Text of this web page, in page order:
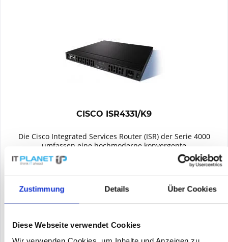
Zustimmung Details Über Cookies
Diese Webseite verwendet Cookies
CISCO ISR4331/K9
Die Cisco Integrated Services Router (ISR) der Serie 4000
umfassen eine hochmoderne konvergente
Zweigstellenplattform mit branchenführenden Netzwerk-,
Computing- und WAN-Services. Diese Router ermöglichen eine
nahtlose Erweiterung von...
Inhalt1
110,00 €